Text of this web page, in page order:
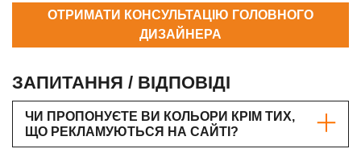
ОТРИМАТИ КОНСУЛЬТАЦІЮ ГОЛОВНОГО
ДИЗАЙНЕРА
ЗАПИТАННЯ / ВІДПОВІДІ
ЧИ ПРОПОНУЄТЕ ВИ КОЛЬОРИ КРІМ ТИХ,
ЩО РЕКЛАМУЮТЬСЯ НА САЙТІ?